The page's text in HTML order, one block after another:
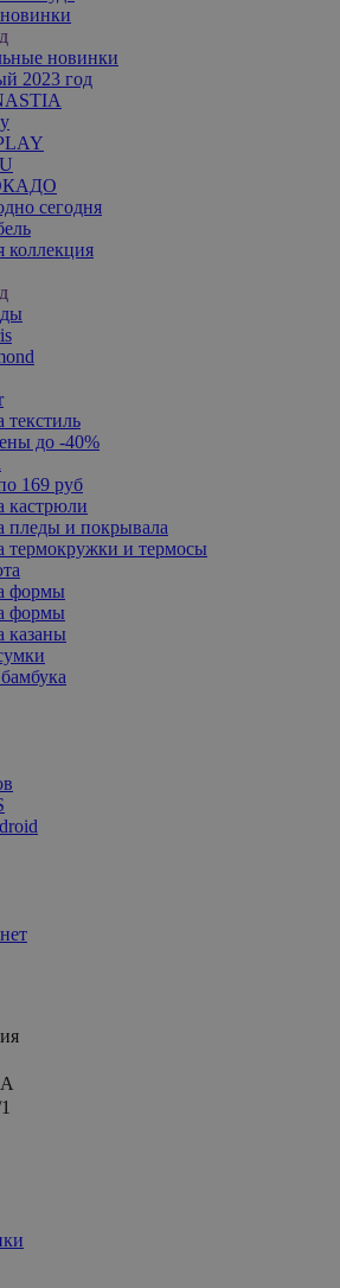
новинки
2023 год
сегодня
коллекция
текстиль
до -40%
169 руб
кастрюли
пледы и покрывала
термокружки и термосы
формы
формы
казаны